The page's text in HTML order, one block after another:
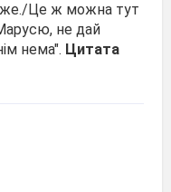
Це ж можна тут
не дай
нема". Цитата